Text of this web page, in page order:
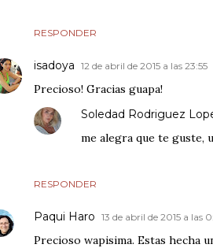
RESPONDER
isadoya 12 de abril de 2015 a las 23:55
Precioso! Gracias guapa!
RESPONDER
Soledad Rodriguez
me alegra que te guste,
Paqui Haro 13 de abril de 2015 a las
Precioso wapisima. Estas hecha